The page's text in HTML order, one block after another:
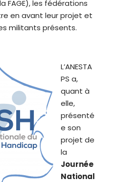
FAGE), les fédérations
en avant leur projet et
militants présents.
L’ANESTA
PS a,
quant à
elle,
présenté
e son
projet de
la
Journée
National